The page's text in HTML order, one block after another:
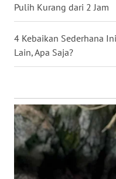
Pulih Kurang dari 2 Jam
4 Kebaikan Sederhana
Lain, Apa Saja?
WN
TINGGI
WN
WN
KARAWANG
WN